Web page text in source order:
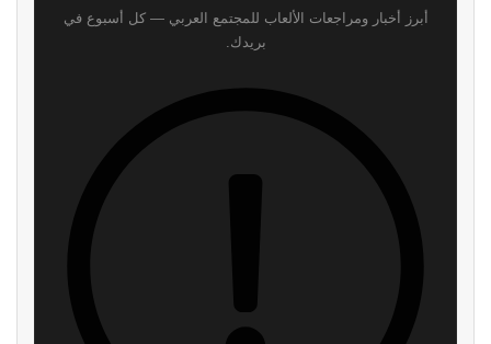
أبرز أخبار ومراجعات الألعاب للمجتمع العربي — كل أسبوع في
بريدك.